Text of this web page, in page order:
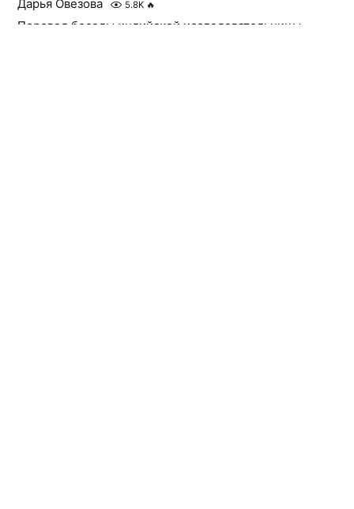
Дарья Овезова 5.8K 🔥
Перевод беседы индийской исследовательницы